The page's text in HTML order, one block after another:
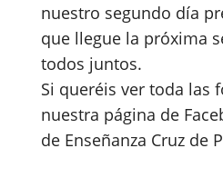
nuestro segundo día
que llegue la próxima
todos juntos.
Si queréis ver toda las
nuestra página de
de Enseñanza Cruz de